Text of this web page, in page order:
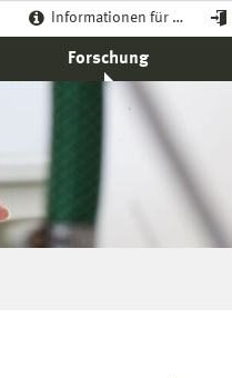
Informationen für …
Forschung